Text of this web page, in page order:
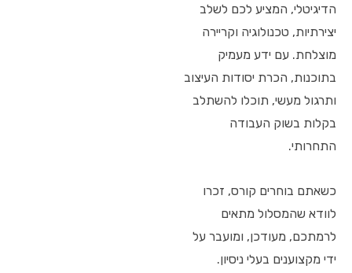
הדיגיטלי, המציע לכם לשלב
יצירתיות, טכנולוגיה וקריירה
מוצלחת. עם ידע מעמיק
בתוכנות, הכרת יסודות העיצוב
ותרגול מעשי, תוכלו להשתלב
בקלות בשוק העבודה
התחרותי.
כשאתם בוחרים קורס, זכרו
לוודא שהמסלול מתאים
לרמתכם, מעודכן, ומועבר על
ידי מקצוענים בעלי ניסיון.